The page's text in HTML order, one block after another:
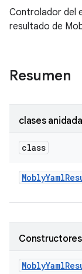
Controlador del
resultado de
Resumen
clases
class
MoblyYaml
MoblyYaml